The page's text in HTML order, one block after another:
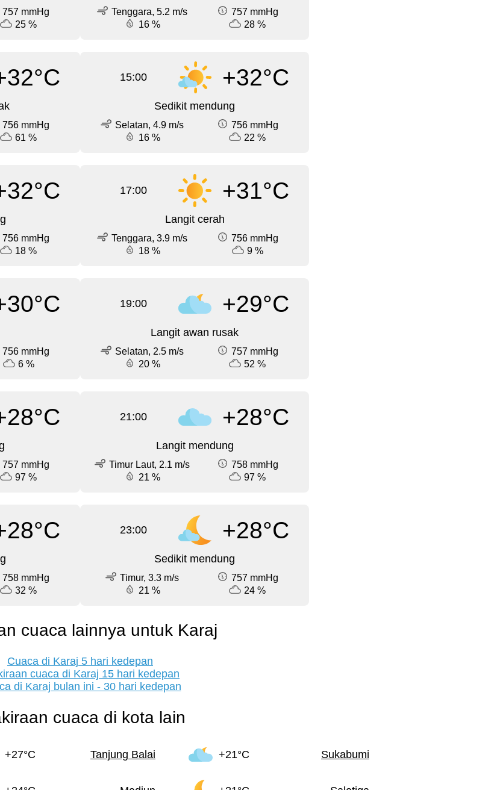
757 mmHg
25 %
Tenggara, 5.2 m/s
757 mmHg
16 %
28 %
756 mmHg
61 %
15:00 +32°C
Sedikit mendung
Selatan, 4.9 m/s
756 mmHg
16 %
22 %
756 mmHg
18 %
17:00 +31°C
Langit cerah
Tenggara, 3.9 m/s
756 mmHg
18 %
9 %
756 mmHg
6 %
19:00 +29°C
Langit awan rusak
Selatan, 2.5 m/s
757 mmHg
20 %
52 %
757 mmHg
97 %
21:00 +28°C
Langit mendung
Timur Laut, 2.1 m/s
758 mmHg
21 %
97 %
758 mmHg
32 %
23:00 +28°C
Sedikit mendung
Timur, 3.3 m/s
757 mmHg
21 %
24 %
cuaca lainnya untuk Karaj
Cuaca di Karaj 5 hari kedepan
cuaca di Karaj 15 hari kedepan
di Karaj bulan ini - 30 hari kedepan
cuaca di kota lain
+27°C Tanjung Balai +21°C Sukabumi